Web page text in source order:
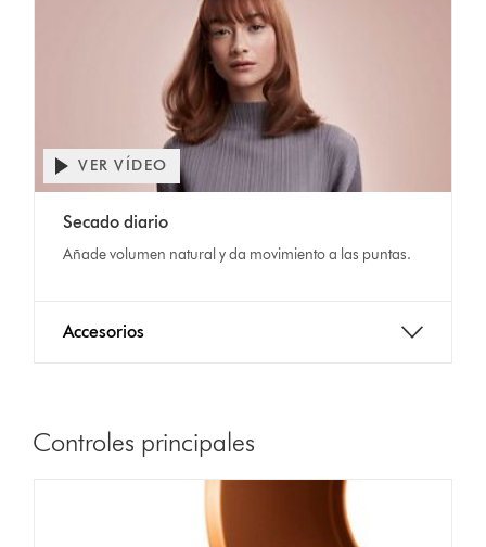
VER VÍDEO
Secado diario
Añade volumen natural y da movimiento a las puntas.
Accesorios
Controles principales